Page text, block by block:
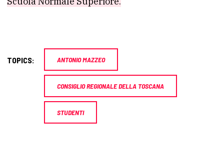
TOPICS: ANTONIO MAZZEO
CONSIGLIO REGIONALE DELLA TOSCANA
STUDENTI